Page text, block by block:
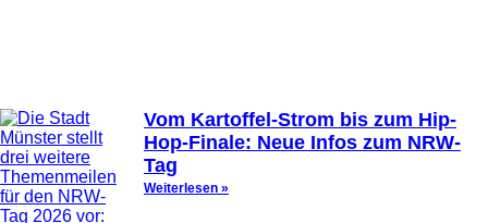
Vom Kartoffel-Strom bis zum Hip-
Hop-Finale: Neue Infos zum NRW-
Tag
Weiterlesen »